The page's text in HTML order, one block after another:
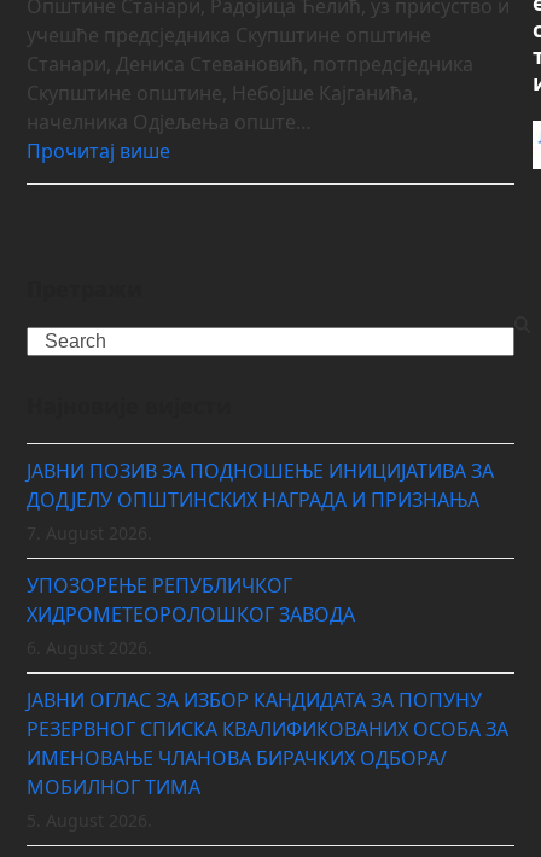
Општине Станари, Радојица Ћелић, уз присуство и
учешће предсједника Скупштине општине
Станари, Дениса Стевановић, потпредсједника
Скупштине општине, Небојше Кајганића,
начелника Одјељења опште…
Прочитај више
Search
ЈАВНИ ПОЗИВ ЗА ПОДНОШЕЊЕ ИНИЦИЈАТИВА ЗА
ДОДЈЕЛУ ОПШТИНСКИХ НАГРАДА И ПРИЗНАЊА
УПОЗОРЕЊЕ РЕПУБЛИЧКОГ
ХИДРОМЕТЕОРОЛОШКОГ ЗАВОДА
ЈАВНИ ОГЛАС ЗА ИЗБОР КАНДИДАТА ЗА ПОПУНУ
РЕЗЕРВНОГ СПИСКА КВАЛИФИКОВАНИХ ОСОБА ЗА
ИМЕНОВАЊЕ ЧЛАНОВА БИРАЧКИХ ОДБОРА/
МОБИЛНОГ ТИМА